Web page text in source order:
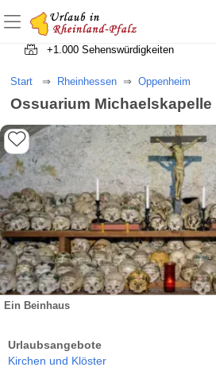
+1.500 Unterkünfte in
+1.000 Sehenswürdigkeiten
Start Rheinhessen Oppenheim
Ossuarium Michaelskapelle
Ein Beinhaus
Urlaubsangebote
Kirchen und Klöster